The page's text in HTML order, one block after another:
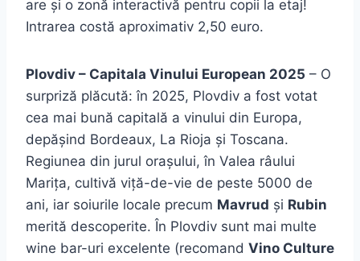
are și o zonă interactivă pentru copii la etaj!
Intrarea costă aproximativ 2,50 euro.
Plovdiv – Capitala Vinului European 2025 – O
surpriză plăcută: în 2025, Plovdiv a fost votat
cea mai bună capitală a vinului din Europa,
depășind Bordeaux, La Rioja și Toscana.
Regiunea din jurul orașului, în Valea râului
Marița, cultivă viță-de-vie de peste 5000 de
ani, iar soiurile locale precum Mavrud și Rubin
merită descoperite. În Plovdiv sunt mai multe
wine bar-uri excelente (recomand Vino Culture